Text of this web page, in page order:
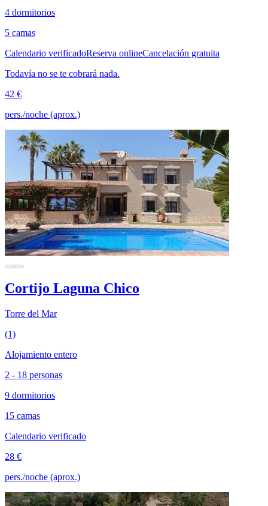
4 dormitorios
5 camas
Calendario verificadoReserva onlineCancelación gratuita
Todavía no se te cobrará nada.
42 €
pers./noche (aprox.)
Cortijo Laguna Chico
Torre del Mar
(1)
Alojamiento entero
2 - 18 personas
9 dormitorios
15 camas
Calendario verificado
28 €
pers./noche (aprox.)